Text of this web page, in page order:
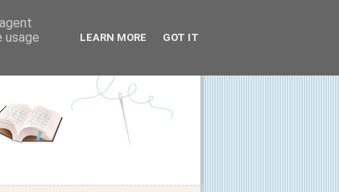
usage
LEARN MORE GOT IT